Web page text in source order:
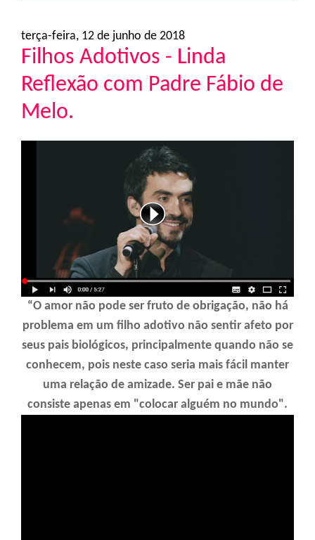
terça-feira, 12 de junho de 2018
Filhos Adotivos - Linda
Reflexão com Padre Fábio de
Melo.
“O amor não pode ser fruto de obrigação, não há
problema em um filho adotivo não sentir afeto por
seus pais biológicos, principalmente quando não se
conhecem, pois neste caso seria mais fácil manter
uma relação de amizade. Ser pai e mãe não
consiste apenas em "colocar alguém no mundo".